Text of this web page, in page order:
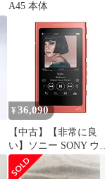
A45 本体
¥ 36,090
【中古】【非常に良
い】ソニー SONY ウォ
ークマン Aシリーズ
16GB NW-A45 :